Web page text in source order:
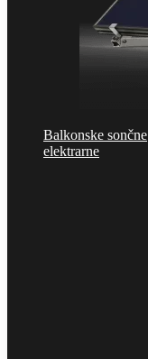
Balkonske sončne
elektrarne